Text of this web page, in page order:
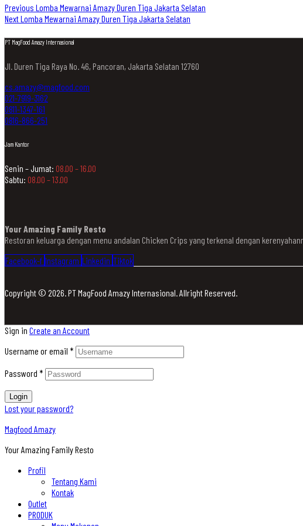
Previous Lomba Mewarnai Amazy Duren Tiga Jakarta Selatan
NextLomba Mewarnai Amazy Duren Tiga Jakarta Selatan
PT MagFood Amazy Internasional
Jl. Duren Tiga Raya No. 46, Pancoran, Jakarta Selatan 12760
cs.amazy@magfood.com
021-7919-3162
0811-1347-161
0816-866-251
Jam Kantor
Senin – Jumat: 08.00 – 16.00
Sabtu: 08.00 – 13.00
Your Amazing Family Resto
Restoran keluarga dengan menu andalan Chicken Crips yang terkenal dengan
Facebook-f Instagram Linkedin Tiktok
Copyright © 2026. PT MagFood Amazy Internasional. Allright Reserved.
Sign in Create an Account
Username or email *
Password *
Login
Lost your password?
Magfood Amazy
Your Amazing Family Resto
Profil
Tentang Kami
Kontak
Outlet
PRODUK